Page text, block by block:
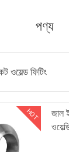
পাইপ
পণ্য
ওয়েল্ড ফিটিং
HOT
জাল